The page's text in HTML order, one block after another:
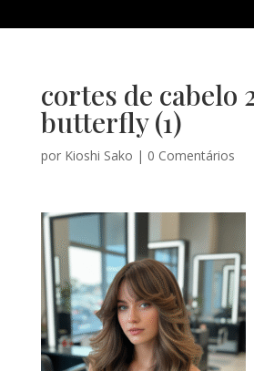
cortes de cabelo
butterfly (1)
por Kioshi Sako | 0 Comentários